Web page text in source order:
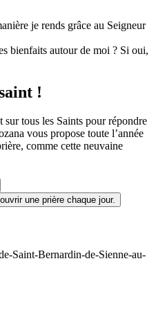
je rends grâce au Seigneur
bienfaits autour de moi ? Si oui,
!
tous les Saints pour répondre
vous propose toute l’année
comme cette neuvaine
une prière chaque jour.
Saint-Bernardin-de-Sienne-au-